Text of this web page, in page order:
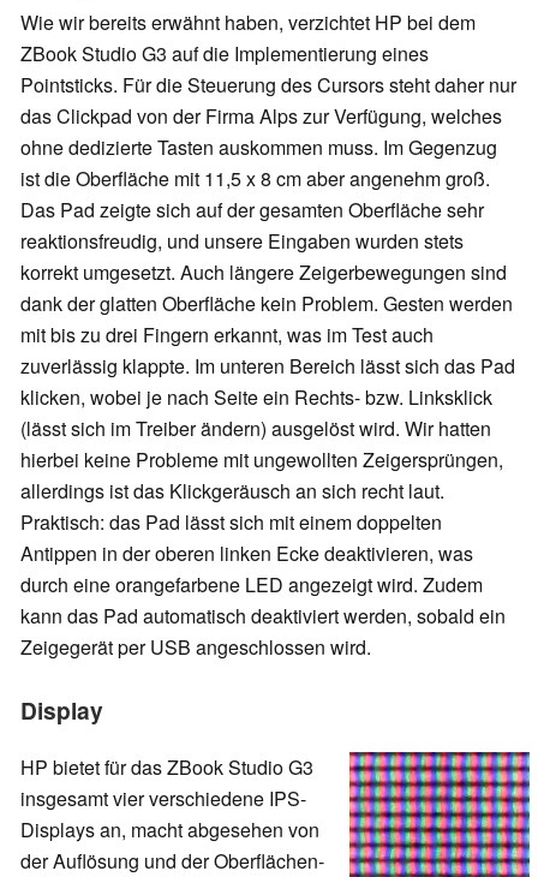
Wie wir bereits erwähnt haben, verzichtet HP bei dem
ZBook Studio G3 auf die Implementierung eines
Pointsticks. Für die Steuerung des Cursors steht daher nur
das Clickpad von der Firma Alps zur Verfügung, welches
ohne dedizierte Tasten auskommen muss. Im Gegenzug
ist die Oberfläche mit 11,5 x 8 cm aber angenehm groß.
Das Pad zeigte sich auf der gesamten Oberfläche sehr
reaktionsfreudig, und unsere Eingaben wurden stets
korrekt umgesetzt. Auch längere Zeigerbewegungen sind
dank der glatten Oberfläche kein Problem. Gesten werden
mit bis zu drei Fingern erkannt, was im Test auch
zuverlässig klappte. Im unteren Bereich lässt sich das Pad
klicken, wobei je nach Seite ein Rechts- bzw. Linksklick
(lässt sich im Treiber ändern) ausgelöst wird. Wir hatten
hierbei keine Probleme mit ungewollten Zeigersprüngen,
allerdings ist das Klickgeräusch an sich recht laut.
Praktisch: das Pad lässt sich mit einem doppelten
Antippen in der oberen linken Ecke deaktivieren, was
durch eine orangefarbene LED angezeigt wird. Zudem
kann das Pad automatisch deaktiviert werden, sobald ein
Zeigegerät per USB angeschlossen wird.
Display
HP bietet für das ZBook Studio G3
insgesamt vier verschiedene IPS-
Displays an, macht abgesehen von
der Auflösung und der Oberflächen-